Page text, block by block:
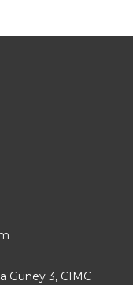
Güney 3, CIMC